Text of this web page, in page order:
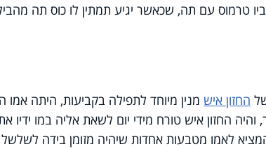
טרמוס עם תה, שכאשר יגיע תמתין לו כוס תה
החזון איש מנין מיוחד לתפילה בקביעות, היתה
החזון איש טורח מידי יום לשאת אליה במו ידיו
לאמו מטבעות אחדות שיהיה מזומן בידה